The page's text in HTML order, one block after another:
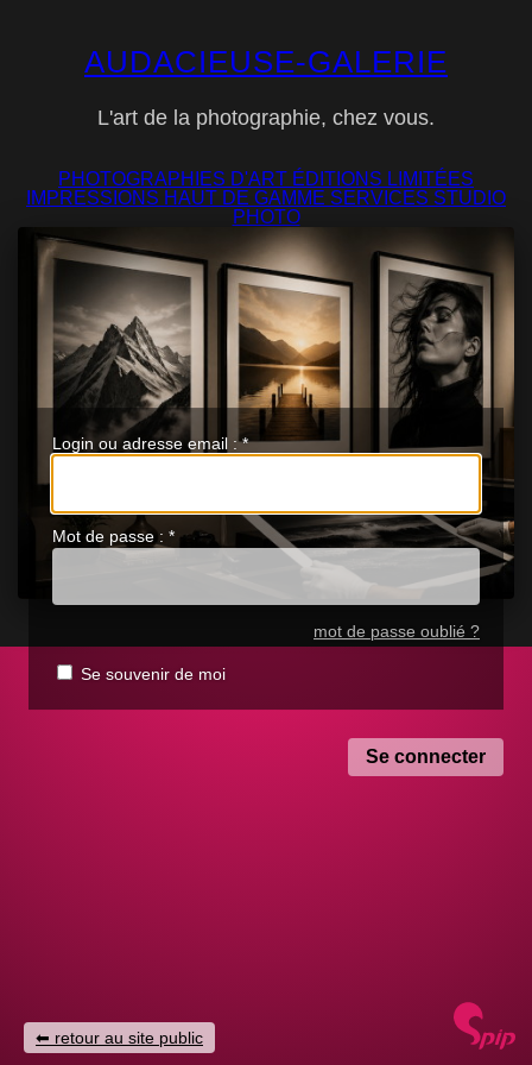
Login ou adresse email :*
Mot de passe : *
mot de passe oublié ?
Se souvenir de moi
retour au site public
AUDACIEUSE-GALERIE
L'art de la photographie, chez vous.
PHOTOGRAPHIES D'ART ÉDITIONS LIMITÉES
IMPRESSIONS HAUT DE GAMME SERVICES STUDIO
PHOTO